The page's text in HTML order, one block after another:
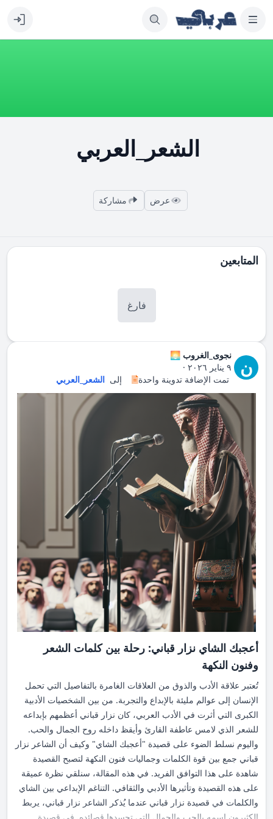
الشعر_العربي
عرض مشاركة
المتابعين
فارغ
ن
نجوى_الغروب 🌅
٩ يناير ٢٠٢٦
·
تمت الإضافة تدوينة واحدة
إلى الشعر_العربي
أعجبك الشاي نزار قباني: رحلة بين كلمات الشعر
وفنون النكهة
تُعتبر علاقة الأدب والذوق من العلاقات الغامرة بالتفاصيل التي تحمل
الإنسان إلى عوالم مليئة بالإبداع والتجربة. من بين الشخصيات الأدبية
الكبرى التي أثرت في الأدب العربي، كان نزار قباني أعظمهم بإبداعه
للشعر الذي لامس عاطفة القارئ وأيقظ داخله روح الجمال والحب.
واليوم نسلط الضوء على قصيدة "أعجبك الشاي" وكيف أن الشاعر نزار
قباني جمع بين قوة الكلمات وجماليات فنون النكهة لتصبح القصيدة
شاهدة على هذا التوافق الفريد. في هذه المقالة، سنلقي نظرة عميقة
على هذه القصيدة وتأثيرها الأدبي والثقافي. التناغم الإبداعي بين الشاي
والكلمات في قصيدة نزار قباني عندما يُذكر الشاعر نزار قباني، يربط